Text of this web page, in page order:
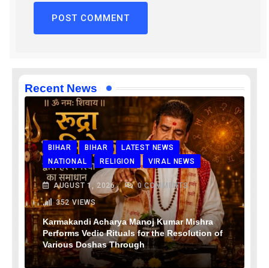
Recent News
BIHAR BIHAR
LATEST NEWS
NATIONAL
RELIGION VIRAL NEWS
AUGUST 1, 2026 0COMMENTS
352VIEWS
Karmakandi Acharya Manoj Kumar Mishra
Performs Vedic Rituals for the Resolution of
Various Doshas Through